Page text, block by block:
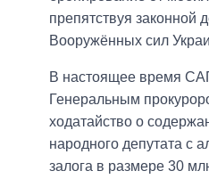
препятствуя законной
Вооружённых сил
В настоящее время
Генеральным
ходатайство о
народного депутата с
залога в размере 30